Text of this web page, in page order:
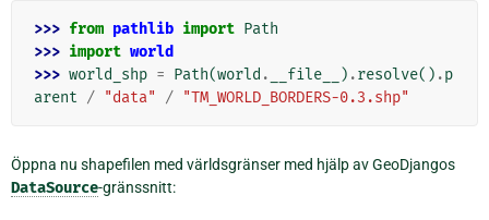
>>> from pathlib import Path
>>> import world
>>> world_shp = Path(world . __file__ ) .resolve() .p
arent / "data" / "TM_WORLD_BORDERS-0.3.shp"
Öppna nu shapefilen med världsgränser med hjälp av GeoDjangos
DataSource-gränssnitt: